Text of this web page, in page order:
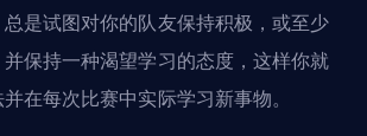
是试图对你的队友保持积极，或至少
保持一种渴望学习的态度，这样你就
在每次比赛中实际学习新事物。